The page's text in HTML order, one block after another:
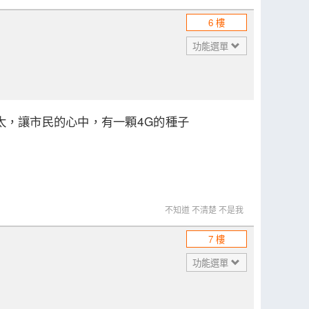
6 樓
功能選單
讓市民的心中，有一顆4G的種子
不知道 不清楚 不是我
7 樓
功能選單